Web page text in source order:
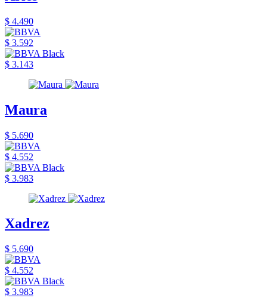
$ 4.490
$ 3.592
$ 3.143
Maura
$ 5.690
$ 4.552
$ 3.983
Xadrez
$ 5.690
$ 4.552
$ 3.983